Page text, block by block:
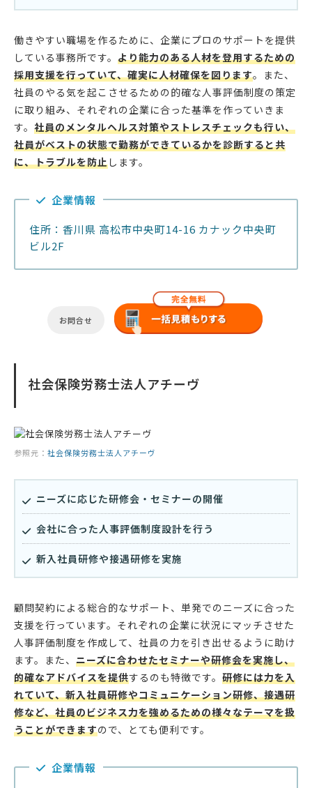
働きやすい職場を作るために、企業にプロのサポートを提供
している事務所です。 より能力のある人材を登用するための
採用支援を行っていて、確実に人材確保を図ります。また、
社員のやる気を起こさせるための的確な人事評価制度の策定
に取り組み、それぞれの企業に合った基準を作っていきま
す。 社員のメンタルヘルス対策やストレスチェックも行い、
社員がベストの状態で勤務ができているかを診断すると共
に、トラブルを防止します。
企業情報
住所：香川県 高松市中央町14-16 カナック中央町
ビル2F
お問合せ
社会保険労務士法人アチーヴ
参照元： 社会保険労務士法人アチーヴ
ニーズに応じた研修会・セミナーの開催
会社に合った人事評価制度設計を行う
新入社員研修や接遇研修を実施
顧問契約による総合的なサポート、単発でのニーズに合った
支援を行っています。それぞれの企業に状況にマッチさせた
人事評価制度を作成して、社員の力を引き出せるように助け
ます。また、 ニーズに合わせたセミナーや研修会を実施し、
的確なアドバイスを提供するのも特徴です。 研修には力を入
れていて、新入社員研修やコミュニケーション研修、接遇研
修など、社員のビジネス力を強めるための様々なテーマを扱
うことができますので、とても便利です。
企業情報